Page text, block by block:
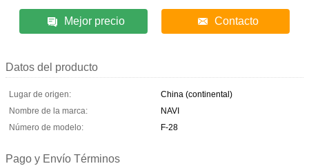
Mejor precio Contacto
Datos del producto
Lugar de origen:
China (continental)
Nombre de la marca:
NAVI
Número de modelo:
F-28
Pago y Envío Términos